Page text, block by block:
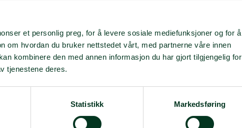
et personlig preg, for å levere sosiale mediefunksjoner og for å
om hvordan du bruker nettstedet vårt, med partnerne våre innen
kombinere den med annen informasjon du har gjort tilgjengelig for
tjenestene deres.
Statistikk Markedsføring
som vil tilby aktiviteter til Ukrainske flyktninger
språkkafe og språktrening
samfunnspolitiske aktiviteter